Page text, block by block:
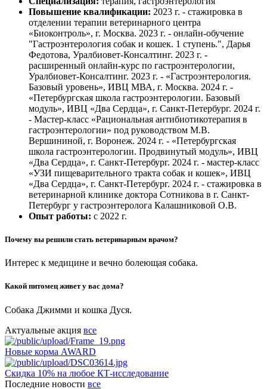
Повышение квалификации: 2023 г. - стажировка в
отделении терапии ветеринарного центра
«Биоконтроль», г. Москва. 2023 г. - онлайн-обучение
"Гастроэнтерология собак и кошек. 1 ступень.", Дарья
Федотова, Уралбиовет-Консалтинг. 2023 г. -
расширенный онлайн-курс по гастроэнтерологии,
Уралбиовет-Консалтинг. 2023 г. - «Гастроэнтерология.
Базовый уровень», ИВЦ МВА, г. Москва. 2024 г. -
«Петербургская школа гастроэнтерологии. Базовый
модуль», ИВЦ «Два Сердца», г. Санкт-Петербург. 2024 г.
- Мастер-класс «Рациональная антибиотикотерапия в
гастроэнтерологии» под руководством М.В.
Вершининой, г. Воронеж. 2024 г. - «Петербургская
школа гастроэнтерологии. Продвинутый модуль», ИВЦ
«Два Сердца», г. Санкт-Петербург. 2024 г. - мастер-класс
«УЗИ пищеварительного тракта собак и кошек», ИВЦ
«Два Сердца», г. Санкт-Петербург. 2024 г. - стажировка в
ветеринарной клинике доктора Сотникова в г. Санкт-
Петербург у гастроэнтеролога Калашниковой О.В.
Опыт работы: с 2022 г.
Почему вы решили стать ветеринарным врачом?
Интерес к медицине и вечно болеющая собака.
Какой питомец живет у вас дома?
Собака Джимми и кошка Дуся.
Актуальные акция все
Новые корма AWARD
Скидка 10% на любое КТ-исследование
Последние новости все